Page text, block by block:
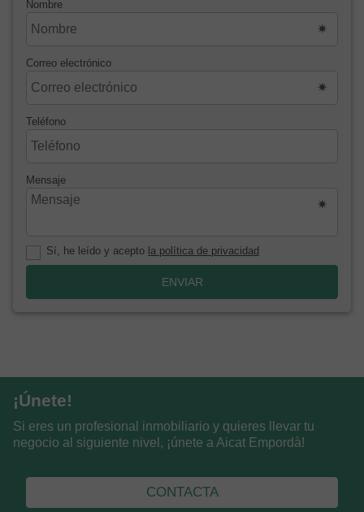
Nombre
Correo electrónico
Teléfono
Mensaje
Sí, he leído y acepto la política de privacidad
ENVIAR
¡Únete!
Si eres un profesional inmobiliario y quieres llevar tu
negocio al siguiente nivel, ¡únete a Aicat Empordà!
CONTACTA